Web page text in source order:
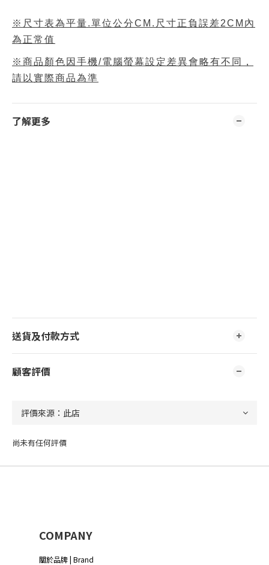
※尺寸表為平量.單位公分CM.尺寸正負誤差2CM內
為正常值
※商品顏色因手機/電腦螢幕設定差異會略有不同，
請以實際商品為準
了解更多
送貨及付款方式
顧客評價
尚未有任何評價
COMPANY
關於品牌 | Brand